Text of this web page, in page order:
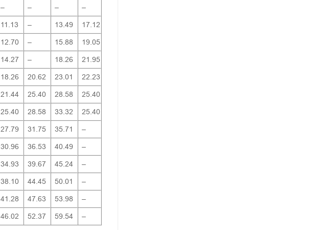
– – – –
11.13 – 13.49 17.12
12.70 – 15.88 19.05
14.27 – 18.26 21.95
18.26 20.62 23.01 22.23
21.44 25.40 28.58 25.40
25.40 28.58 33.32 25.40
27.79 31.75 35.71 –
30.96 36.53 40.49 –
34.93 39.67 45.24 –
38.10 44.45 50.01 –
41.28 47.63 53.98 –
46.02 52.37 59.54 –